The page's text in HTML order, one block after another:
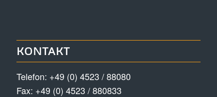
KONTAKT
Telefon: +49 (0) 4523 / 88080
Fax: +49 (0) 4523 / 880833